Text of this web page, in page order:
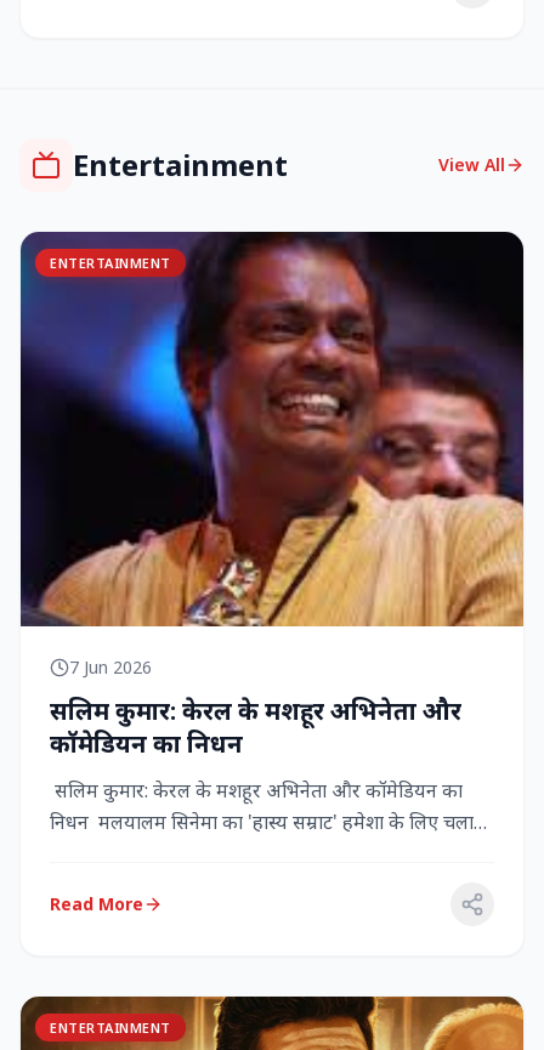
Entertainment View All
ENTERTAINMENT
7 Jun 2026
सलिम कुमार: केरल के मशहूर अभिनेता और
कॉमेडियन का निधन
सलिम कुमार: केरल के मशहूर अभिनेता और कॉमेडियन का
निधन मलयालम सिनेमा का 'हास्य सम्राट' हमेशा के लिए चला
Read More
ENTERTAINMENT